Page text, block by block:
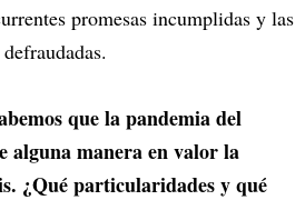
promesas incumplidas y las
que la pandemia del
alguna manera en valor la
¿Qué particularidades y qué